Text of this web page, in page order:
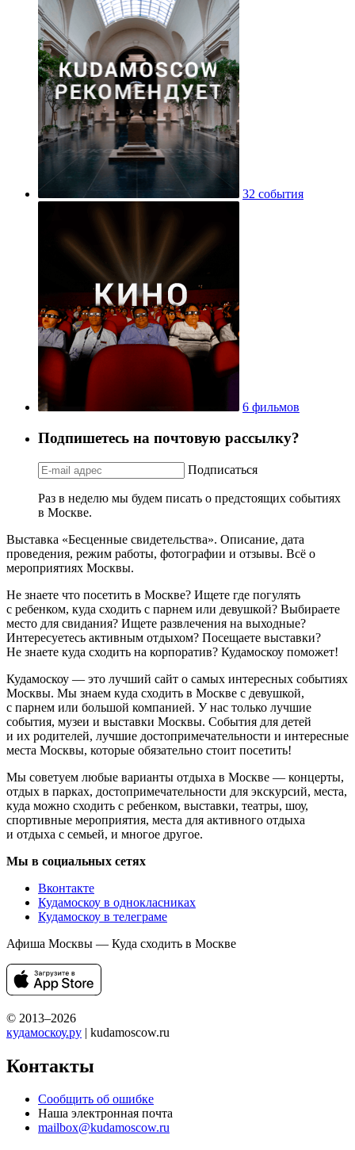
32 события
6 фильмов
Подпишетесь на почтовую рассылку?
Подписаться
Раз в неделю мы будем писать о предстоящих событиях
в Москве.
Выставка «Бесценные свидетельства». Описание, дата
проведения, режим работы, фотографии и отзывы. Всё о
мероприятиях Москвы.
Не знаете что посетить в Москве? Ищете где погулять
с ребенком, куда сходить с парнем или девушкой? Выбираете
место для свидания? Ищете развлечения на выходные?
Интересуетесь активным отдыхом? Посещаете выставки?
Не знаете куда сходить на корпоратив? Кудамоскоу поможет!
Кудамоскоу — это лучший сайт о самых интересных событиях
Москвы. Мы знаем куда сходить в Москве с девушкой,
с парнем или большой компанией. У нас только лучшие
события, музеи и выставки Москвы. События для детей
и их родителей, лучшие достопримечательности и интересные
места Москвы, которые обязательно стоит посетить!
Мы советуем любые варианты отдыха в Москве — концерты,
отдых в парках, достопримечательности для экскурсий, места,
куда можно сходить с ребенком, выставки, театры, шоу,
спортивные мероприятия, места для активного отдыха
и отдыха с семьей, и многое другое.
Мы в социальных сетях
Вконтакте
Кудамоскоу в однокласниках
Кудамоскоу в телеграме
Афиша Москвы — Куда сходить в Москве
© 2013–2026
кудамоскоу.ру | kudamoscow.ru
Контакты
Сообщить об ошибке
Наша электронная почта
mailbox@kudamoscow.ru